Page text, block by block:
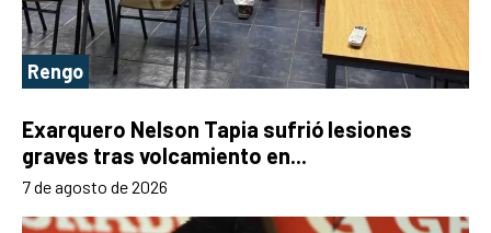
Rengo
Exarquero Nelson Tapia sufrió lesiones
graves tras volcamiento en...
7 de agosto de 2026